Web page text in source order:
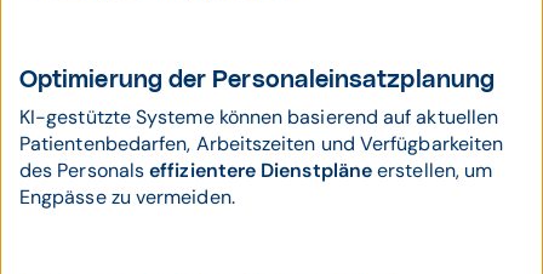
Optimierung der Personaleinsatzplanung
KI-gestützte Systeme können basierend auf aktuellen
Patientenbedarfen, Arbeitszeiten und Verfügbarkeiten
des Personalseffizientere Dienstpläneerstellen, um
Engpässe zu vermeiden.